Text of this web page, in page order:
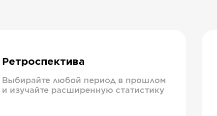
Ретроспектива
Выбирайте любой период в прошлом
и изучайте расширенную статистику